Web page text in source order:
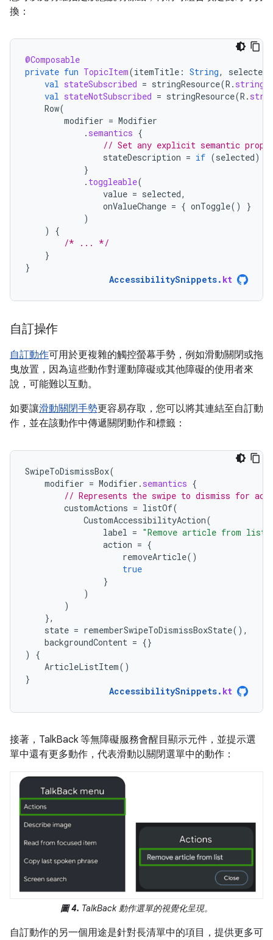
換：
@Composable
private fun TopicItem(itemTitle : String, selected
val stateSubscribed = stringResource(R . string
val stateNotSubscribed = stringResource(R .
Row(
modifier = Modifier
. semantics {
// Set any explicit semantic
stateDescription = if (selected)
}
. toggleable(
value = selected,
onValueChange = { onToggle()
}
)
)
{
/* ... */
}
}
AccessibilitySnippets. kt
自訂操作
自訂動作可用於更複雜的觸控螢幕手勢，例如滑動關閉或拖
曳放置，因為這些動作對運動障礙或其他障礙的使用者來
說，可能難以互動。
如要讓滑動關閉手勢更容易存取，您可以將其連結至自訂動
作，並在該動作中傳遞關閉動作和標籤：
SwipeToDismissBox(
modifier = Modifier . semantics {
// Represents the swipe to dismiss for
customActions = listOf(
CustomAccessibilityAction(
label = "Remove article from list"
action = {
removeArticle()
true
}
)
)
},
state = rememberSwipeToDismissBoxState(),
backgroundContent = {}
)
{
ArticleListItem()
}
AccessibilitySnippets. kt
接著，TalkBack 等無障礙服務會醒目顯示元件，並提示選
單中還有更多動作，代表滑動以關閉選單中的動作：
圖 4. TalkBack 動作選單的視覺化呈現。
自訂動作的另一個用途是針對長清單中的項目，提供更多可